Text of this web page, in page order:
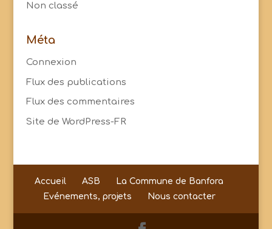
Non classé
Méta
Connexion
Flux des publications
Flux des commentaires
Site de WordPress-FR
Accueil ASB
La Commune de Banfora
Evénements, projets
Nous contacter